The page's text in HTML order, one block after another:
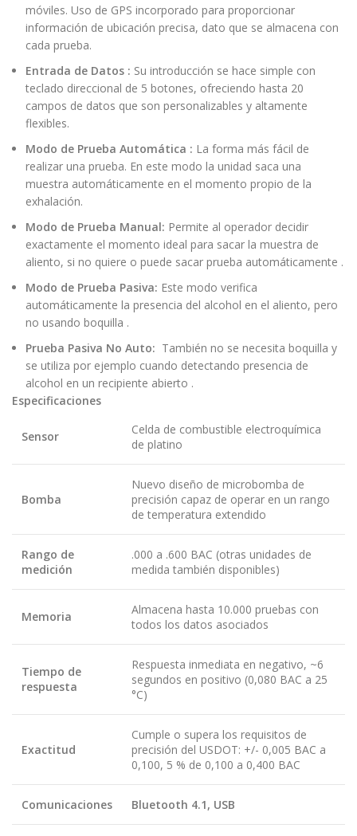
móviles. Uso de GPS incorporado para proporcionar
información de ubicación precisa, dato que se almacena con
cada prueba.
Entrada de Datos : Su introducción se hace simple con
teclado direccional de 5 botones, ofreciendo hasta 20
campos de datos que son personalizables y altamente
flexibles.
Modo de Prueba Automática : La forma más fácil de
realizar una prueba. En este modo la unidad saca una
muestra automáticamente en el momento propio de la
exhalación.
Modo de Prueba Manual: Permite al operador decidir
exactamente el momento ideal para sacar la muestra de
aliento, si no quiere o puede sacar prueba automáticamente .
Modo de Prueba Pasiva: Este modo verifica
automáticamente la presencia del alcohol en el aliento, pero
no usando boquilla .
Prueba Pasiva No Auto: También no se necesita boquilla y
se utiliza por ejemplo cuando detectando presencia de
alcohol en un recipiente abierto .
Especificaciones
Sensor
Celda de combustible electroquímica
de platino
Bomba
Nuevo diseño de microbomba de
precisión capaz de operar en un rango
de temperatura extendido
Rango de
medición
.000 a .600 BAC (otras unidades de
medida también disponibles)
Memoria
Almacena hasta 10.000 pruebas con
todos los datos asociados
Tiempo de
respuesta
Respuesta inmediata en negativo, ~6
segundos en positivo (0,080 BAC a 25
°C)
Exactitud
Cumple o supera los requisitos de
precisión del USDOT: +/- 0,005 BAC a
0,100, 5 % de 0,100 a 0,400 BAC
Comunicaciones Bluetooth 4.1, USB